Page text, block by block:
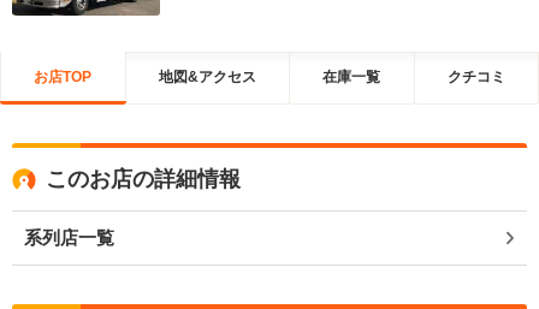
お店TOP 地図&アクセス 在庫一覧 クチコミ
このお店の詳細情報
系列店一覧